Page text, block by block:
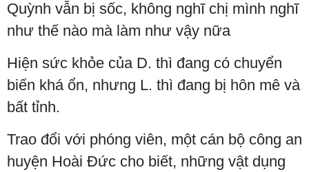
Quỳnh vẫn bị sốc, không nghĩ chị mình nghĩ
như thế nào mà làm như vậy nữa
Hiện sức khỏe của D. thì đang có chuyển
biến khá ổn, nhưng L. thì đang bị hôn mê và
bất tỉnh.
Trao đổi với phóng viên, một cán bộ công an
huyện Hoài Đức cho biết, những vật dụng